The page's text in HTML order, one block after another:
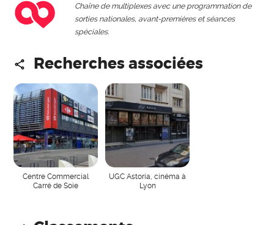
Chaîne de multiplexes avec une programmation de
sorties nationales, avant-premières et séances
spéciales.
Recherches associées
Centre Commercial
Carré de Soie
UGC Astoria, cinéma à
Lyon